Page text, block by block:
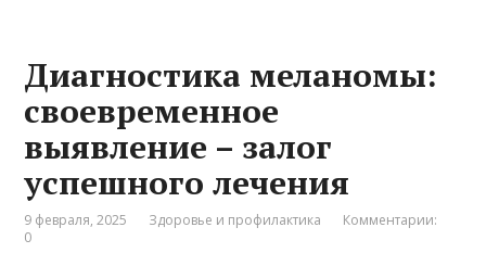
Диагностика меланомы:
своевременное
выявление – залог
успешного лечения
9 февраля, 2025 Здоровье и профилактика
Комментарии:
0